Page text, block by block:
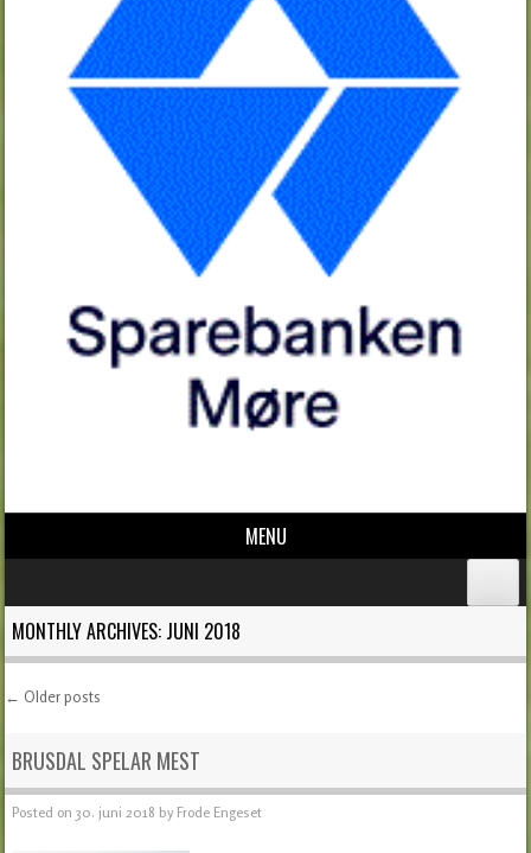
MENU
MONTHLY ARCHIVES: JUNI 2018
Post navigation
← Older posts
BRUSDAL SPELAR MEST
Posted on30. juni 2018 by Frode Engeset